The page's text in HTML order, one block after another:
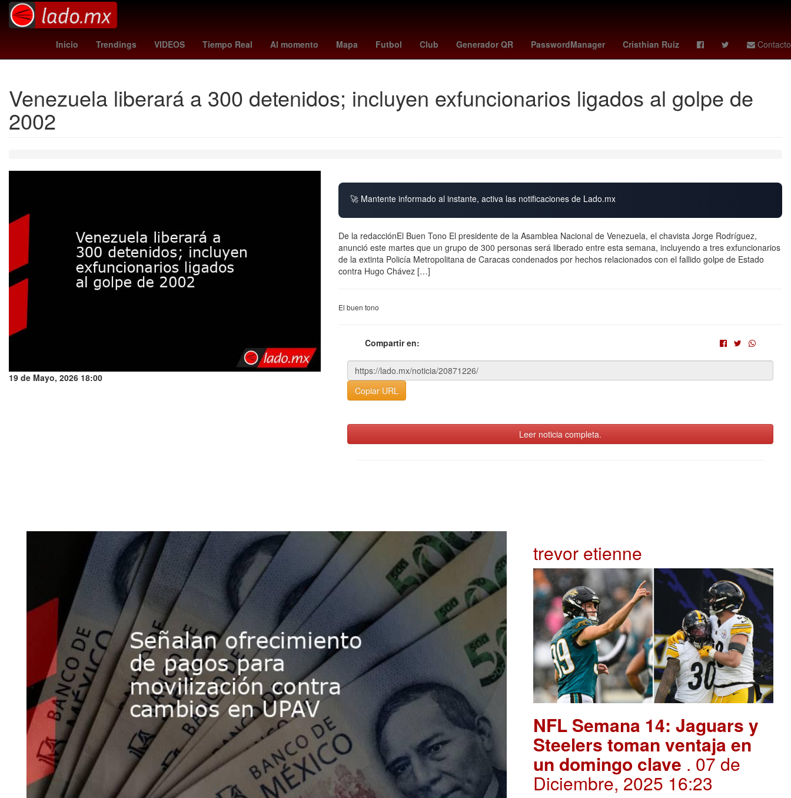
Inicio Trendings VIDEOS Tiempo Real Al momento Mapa Futbol Club Generador QR PasswordManager Cristhian Ruiz Contacto
Gobierno Dólar estadounidense México Pago Manchester City Football Club Jardines de Morelos Premier League Banderilla CovidCDMX Ricardo Salinas Pliego
Venezuela liberará a 300 detenidos; incluyen exfuncionarios ligados al golpe de
2002
19 de Mayo, 2026 18:00
🚀 Mantente informado al instante, activa las notificaciones de Lado.mx
De la redacciónEl Buen Tono El presidente de la Asamblea Nacional de Venezuela, el chavista Jorge Rodríguez,
anunció este martes que un grupo de 300 personas será liberado entre esta semana, incluyendo a tres exfuncionarios
de la extinta Policía Metropolitana de Caracas condenados por hechos relacionados con el fallido golpe de Estado
contra Hugo Chávez […]
El buen tono
Compartir en:
Copiar URL
Leer noticia completa.
trevor etienne
NFL Semana 14: Jaguars y
Steelers toman ventaja en
un domingo clave . 07 de
Diciembre, 2025 16:23